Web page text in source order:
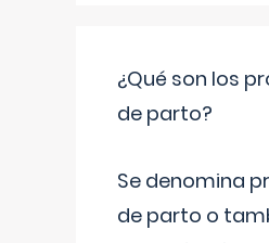
¿Qué son los
de parto?
Se denomina
de parto o